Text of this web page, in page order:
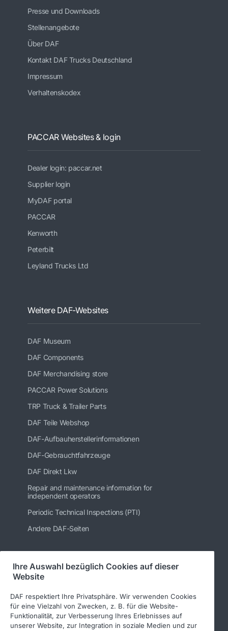
Presse und Downloads
Stellenangebote
Über DAF
Kontakt DAF Trucks Deutschland
Impressum
Verhaltenskodex
PACCAR Websites & login
Dealer login: paccar.net
Supplier login
MyDAF portal
PACCAR
Kenworth
Peterbilt
Leyland Trucks Ltd
Weitere DAF-Websites
DAF Museum
DAF Components
DAF Merchandising store
PACCAR Power Solutions
TRP Truck & Trailer Parts
DAF Teile Webshop
DAF-Aufbauherstellerinformationen
DAF-Gebrauchtfahrzeuge
DAF Direkt Lkw
Repair and maintenance information for
independent operators
Periodic Technical Inspections (PTI)
Andere DAF-Seiten
Folgen Sie uns
Ihre Auswahl bezüglich Cookies auf dieser
Website
DAF respektiert Ihre Privatsphäre. Wir verwenden Cookies
für eine Vielzahl von Zwecken, z. B. für die Website-
Funktionalität, zur Verbesserung Ihres Erlebnisses auf
unserer Website, zur Integration in soziale Medien und zur